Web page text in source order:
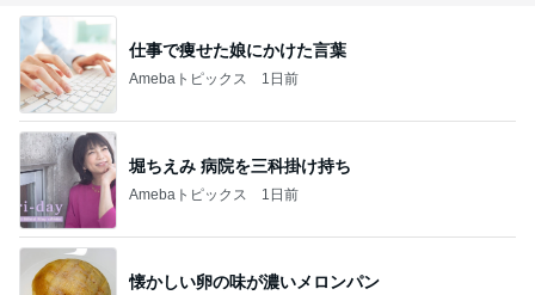
仕事で痩せた娘にかけた言葉
Amebaトピックス 1日前
堀ちえみ 病院を三科掛け持ち
Amebaトピックス 1日前
懐かしい卵の味が濃いメロンパン